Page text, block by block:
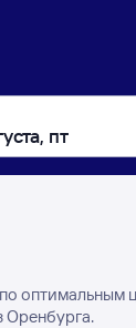
оптимальным
Оренбурга.